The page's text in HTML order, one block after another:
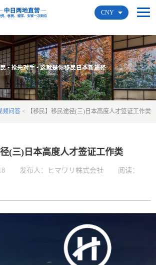
CNY
• 抢先对手 • 这就是你移民日本新途径
频问答 < 【移民】移民途径(三)日本高度人才签证工作类
径(三)日本高度人才签证工作类
发布人：ヒマワリ株式会社
阅读：